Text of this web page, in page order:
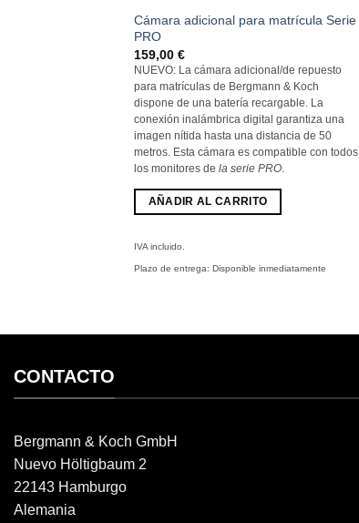
Cámara adicional para matrícula Serie
PRO
159,00 €
NUEVO: La cámara adicional/de repuesto
para matrículas de Bergmann & Koch
dispone de una batería recargable. La
conexión inalámbrica digital garantiza una
imagen nítida hasta una distancia de 50
metros. Esta cámara es compatible con todos
los monitores de la serie PRO.
AÑADIR AL CARRITO
IVA incluido.
Plazo de entrega: Disponible inmediatamente
CONTACTO
Bergmann & Koch GmbH
Nuevo Höltigbaum 2
22143 Hamburgo
Alemania